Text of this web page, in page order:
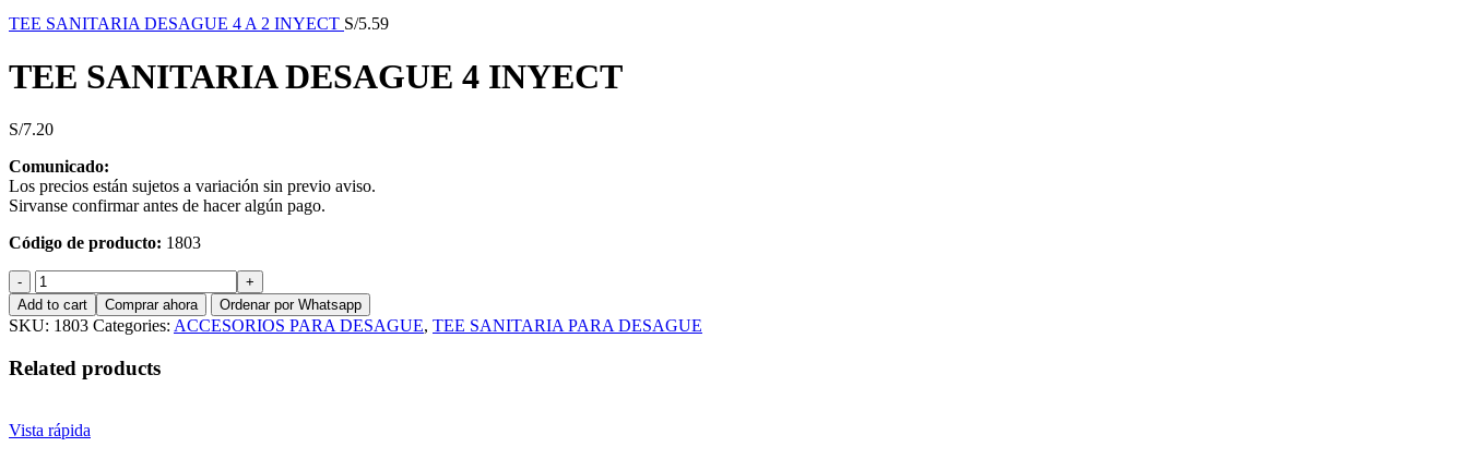
TEE SANITARIA DESAGUE 4 A 2 INYECT S/5.59
TEE SANITARIA DESAGUE 4 INYECT
S/7.20
Comunicado:
Los precios están sujetos a variación sin previo aviso.
Sirvanse confirmar antes de hacer algún pago.
Código de producto: 1803
TEE
SANITARIA
DESAGUE
4
INYECT
quantity
Add to cart Comprar ahora Ordenar por Whatsapp
SKU: 1803 Categories: ACCESORIOS PARA DESAGUE, TEE SANITARIA PARA DESAGUE
Related products
Vista rápida